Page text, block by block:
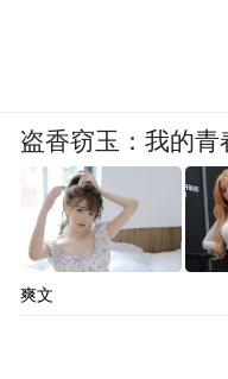
盗香窃玉：我的青
爽文